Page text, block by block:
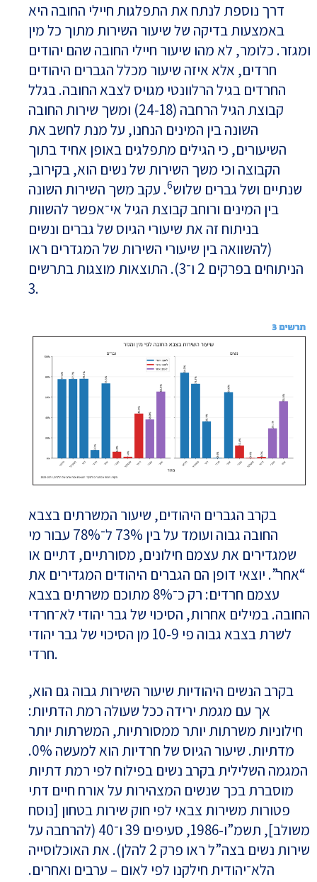
דרך נוספת לנתח את התפלגות חיילי החובה היא
באמצעות בדיקה של שיעור השירות מתוך כל מין
ומגזר. כלומר, לא מהו שיעור חיילי החובה שהם יהודים
חרדים, אלא איזה שיעור מכלל הגברים היהודים
החרדים בגיל הרלוונטי מגויס לצבא החובה. בגלל
קבוצת הגיל הרחבה (24-18) ומשך שירות החובה
השונה בין המינים הנחנו, על מנת לחשב את
השיעורים, כי הגילים מתפלגים באופן אחיד בתוך
הקבוצה וכי משך השירות של נשים הוא, בקירוב,
שנתיים ושל גברים שלוש6. עקב משך השירות השונה
בין המינים ורוחב קבוצת הגיל אי־אפשר להשוות
בניתוח זה את שיעורי הגיוס של גברים ונשים
(להשוואה בין שיעורי השירות של המגדרים ראו
הניתוחים בפרקים 2 ו־3). התוצאות מוצגות בתרשים
3.
בקרב הגברים היהודים, שיעור המשרתים בצבא
החובה גבוה ועומד על בין 73% ל־78% עבור מי
שמגדירים את עצמם חילונים, מסורתיים, דתיים או
“אחר”. יוצאי דופן הם הגברים היהודים המגדירים את
עצמם חרדים: רק כ־8% מתוכם משרתים בצבא
החובה. במילים אחרות, הסיכוי של גבר יהודי לא־חרדי
לשרת בצבא גבוה פי 10-9 מן הסיכוי של גבר יהודי
חרדי.
בקרב הנשים היהודיות שיעור השירות גבוה גם הוא,
אך עם מגמת ירידה ככל שעולה רמת הדתיות:
חילוניות משרתות יותר ממסורתיות, המשרתות יותר
מדתיות. שיעור הגיוס של חרדיות הוא למעשה 0%.
המגמה השלילית בקרב נשים בפילוח לפי רמת דתיות
מוסברת בכך שנשים המצהירות על אורח חיים דתי
פטורות משירות צבאי לפי חוק שירות בטחון [נוסח
משולב], תשמ”ו-1986, סעיפים 39 ו־40 (להרחבה על
שירות נשים בצה”ל ראו פרק 2 להלן). את האוכלוסייה
הלא־יהודית חילקנו לפי לאום – ערבים ואחרים.